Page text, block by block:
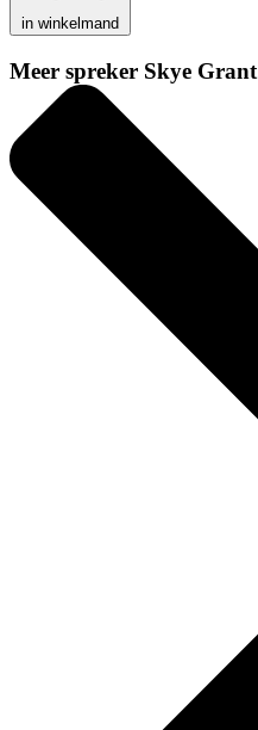
in winkelmand
Meer spreker Skye Grant